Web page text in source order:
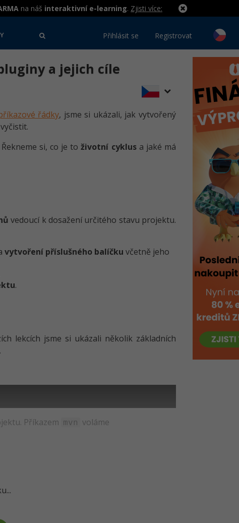
na náš interaktivní e-learning. Zjisti více:
Přihlásit se Registrovat
a jejich cíle
řádky, jsme si ukázali, jak vytvořený
Řekneme si, co je toživotní cyklusa jaké má
vedoucí k dosažení určitého stavu projektu.
vytvoření příslušného balíčku včetně jeho
.
lekcích jsme si ukázali několik základních
Příkazem mvn voláme